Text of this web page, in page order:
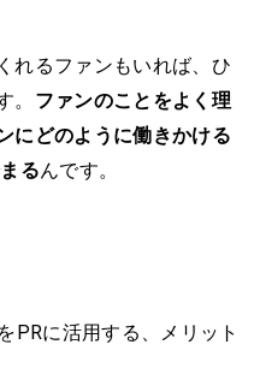
れるファンもいれば、ひ
。 ファンのことをよく理
にどのように働きかける
るんです。
PRに活用する、メリット